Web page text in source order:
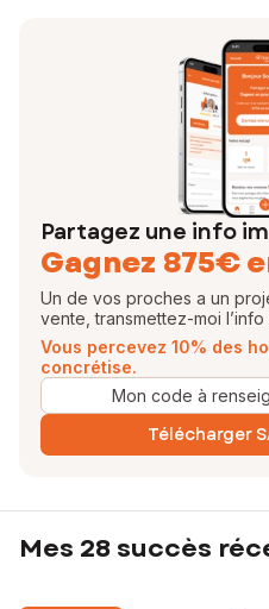
Partagez une info
Gagnez 875€
Un de vos proches a un
vente, transmettez-moi l’info
Vous percevez 10% des
concrétise.
Mon code à
Télécharger
Mes 28 succès